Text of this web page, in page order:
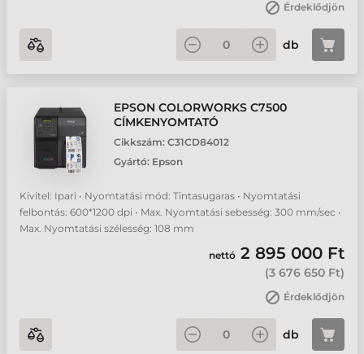
Érdeklődjön
db
EPSON COLORWORKS C7500
CÍMKENYOMTATÓ
Cikkszám: C31CD84012
Gyártó: Epson
Kivitel: Ipari • Nyomtatási mód: Tintasugaras • Nyomtatási
felbontás: 600*1200 dpi • Max. Nyomtatási sebesség: 300 mm/sec •
Max. Nyomtatási szélesség: 108 mm
nettó 2 895 000 Ft
(3 676 650 Ft)
Érdeklődjön
db